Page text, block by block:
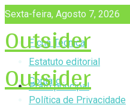
Sexta-feira, Agosto 7, 2026
Ficha Técnica
Estatuto editorial
Contato
Política de Privacidade
Outsider
Prato principal
Outsider